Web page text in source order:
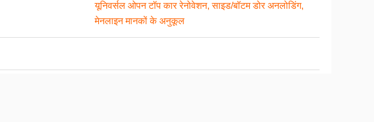
यूनिवर्सल ओपन टॉप कार रेनोवेशन, साइड/बॉटम डोर अनलोडिंग,
मेनलाइन मानकों के अनुकूल